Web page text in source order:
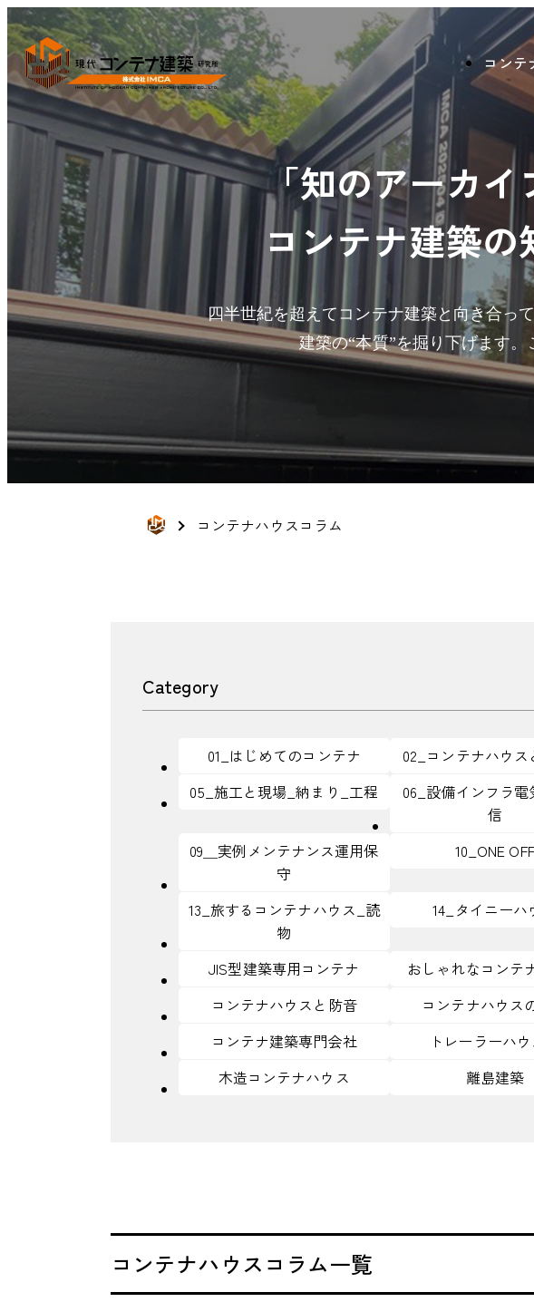
コンテ
「知のアーカイ
コンテナ建築の
四半世紀を超えてコンテナ建築と向き合っ
建築の“本質”を掘り下げます
コンテナハウスコラム
Category
01_はじめてのコンテナ 02_コンテナハウス
05_施工と現場_納まり_工程
06_設備インフラ電
信
09＿実例メンテナンス運用保
守
10_ONE OFF
13_旅するコンテナハウス_読
物
14_タイニーハ
JIS型建築専用コンテナ おしゃれなコンテ
コンテナハウスと防音
コンテナハウス
コンテナ建築専門会社
トレーラーハ
木造コンテナハウス
離島建築
コンテナハウスコラム一覧